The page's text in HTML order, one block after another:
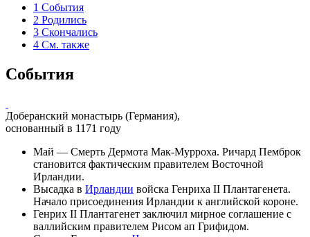
1 События
2 Родились
3 Скончались
4 См. также
События
Доберанский монастырь (Германия),
основанный в 1171 году
Май — Смерть Дермота Мак-Мурроха. Ричард Пемброк
становится фактическим правителем Восточной
Ирландии.
Высадка в Ирландии войска Генриха II Плантагенета.
Начало присоединения Ирландии к английской короне.
Генрих II Плантагенет заключил мирное соглашение с
валлийским правителем Рисом ап Грифидом.